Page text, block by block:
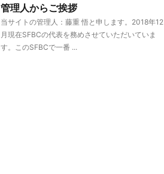
管理人からご挨拶
当サイトの管理人：藤重 悟と申します。2018年12
月現在SFBCの代表を務めさせていただいていま
す。このSFBCで一番 ...